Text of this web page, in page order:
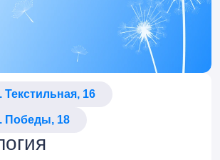
Текстильная, 16
Победы, 18